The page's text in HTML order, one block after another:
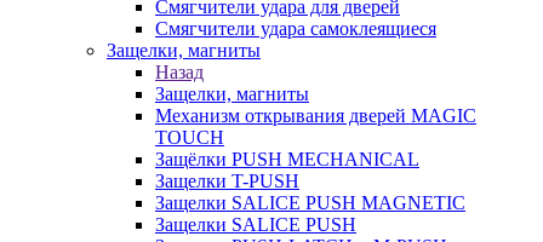
Смягчители удара для дверей
Cмягчители удара самоклеящиеся
Защелки, магниты
Назад
Защелки, магниты
Механизм открывания дверей MAGIC
TOUCH
Защёлки PUSH MECHANICAL
Защелки T-PUSH
Защелки SALICE PUSH MAGNETIC
Защелки SALICE PUSH